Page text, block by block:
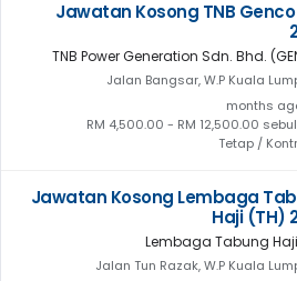
Jawatan Kosong TNB
TNB Power Generation Sdn. Bhd.
Jalan Bangsar, W.P Kuala
RM 4,500.00 - RM 12,500.00
Tetap /
Jawatan Kosong Lembaga
Haji (TH)
Lembaga Tabung
Jalan Tun Razak, W.P Kuala